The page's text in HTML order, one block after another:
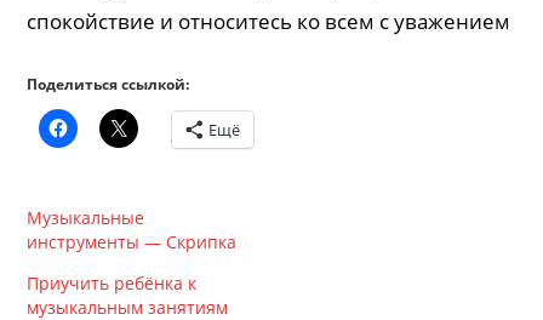
спокойствие и относитесь ко всем с уважением
Поделиться ссылкой:
Ещё
Музыкальные
инструменты — Скрипка
Приучить ребёнка к
музыкальным занятиям